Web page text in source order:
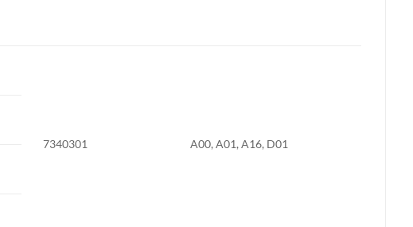
7340301 A00, A01, A16, D01